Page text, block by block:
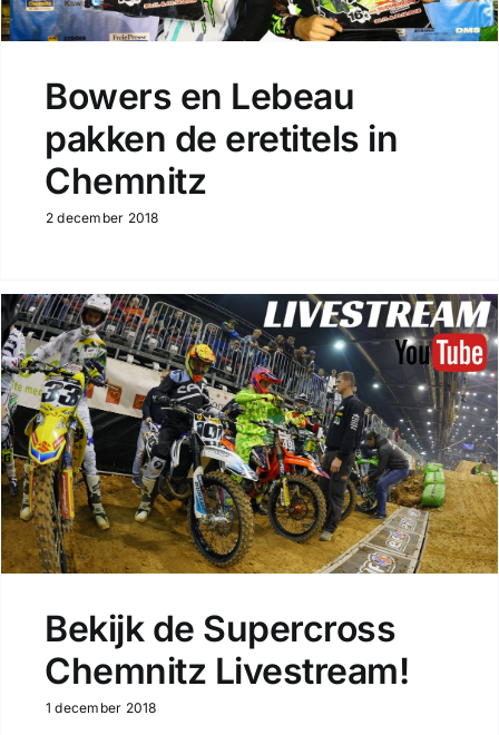
Bowers en Lebeau
pakken de eretitels in
Chemnitz
2 december 2018
Bekijk de Supercross
Chemnitz Livestream!
1 december 2018